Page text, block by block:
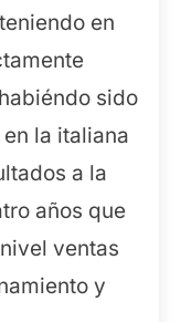
en
sido
la italiana
a la
años que
ventas
y